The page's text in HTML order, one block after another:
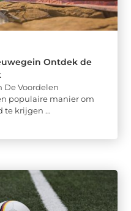
Ontdek de
De Voordelen
populaire manier om
te krijgen ...